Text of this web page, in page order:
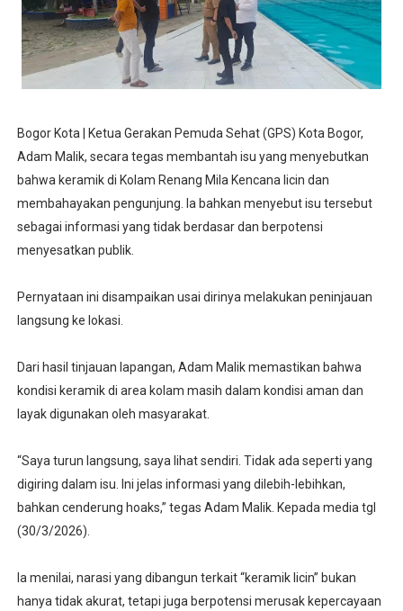
Bogor Kota | Ketua Gerakan Pemuda Sehat (GPS) Kota Bogor,
Adam Malik, secara tegas membantah isu yang menyebutkan
bahwa keramik di Kolam Renang Mila Kencana licin dan
membahayakan pengunjung. Ia bahkan menyebut isu tersebut
sebagai informasi yang tidak berdasar dan berpotensi
menyesatkan publik.
Pernyataan ini disampaikan usai dirinya melakukan peninjauan
langsung ke lokasi.
Dari hasil tinjauan lapangan, Adam Malik memastikan bahwa
kondisi keramik di area kolam masih dalam kondisi aman dan
layak digunakan oleh masyarakat.
“Saya turun langsung, saya lihat sendiri. Tidak ada seperti yang
digiring dalam isu. Ini jelas informasi yang dilebih-lebihkan,
bahkan cenderung hoaks,” tegas Adam Malik. Kepada media tgl
(30/3/2026).
Ia menilai, narasi yang dibangun terkait “keramik licin” bukan
hanya tidak akurat, tetapi juga berpotensi merusak kepercayaan